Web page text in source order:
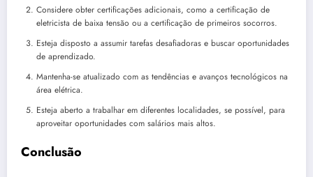
Considere obter certificações adicionais, como a certificação de
eletricista de baixa tensão ou a certificação de primeiros socorros.
Esteja disposto a assumir tarefas desafiadoras e buscar oportunidades
de aprendizado.
Mantenha-se atualizado com as tendências e avanços tecnológicos na
área elétrica.
Esteja aberto a trabalhar em diferentes localidades, se possível, para
aproveitar oportunidades com salários mais altos.
Conclusão